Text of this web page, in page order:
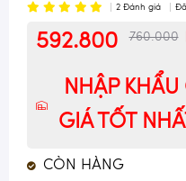
2 Đánh giá
592.800 760.000
NHẬP
GIÁ TỐT NHẤT
CÒN HÀNG